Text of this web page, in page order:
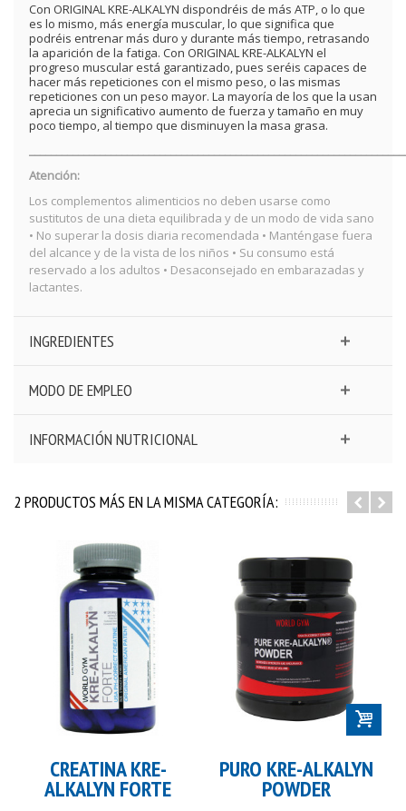
Con ORIGINAL KRE-ALKALYN dispondréis de más ATP, o lo que
es lo mismo, más energía muscular, lo que significa que
podréis entrenar más duro y durante más tiempo, retrasando
la aparición de la fatiga. Con ORIGINAL KRE-ALKALYN el
progreso muscular está garantizado, pues seréis capaces de
hacer más repeticiones con el mismo peso, o las mismas
repeticiones con un peso mayor. La mayoría de los que la usan
aprecia un significativo aumento de fuerza y tamaño en muy
poco tiempo, al tiempo que disminuyen la masa grasa.
Atención:
Los complementos alimenticios no deben usarse como
sustitutos de una dieta equilibrada y de un modo de vida sano
• No superar la dosis diaria recomendada • Manténgase fuera
del alcance y de la vista de los niños • Su consumo está
reservado a los adultos • Desaconsejado en embarazadas y
lactantes.
INGREDIENTES
MODO DE EMPLEO
INFORMACIÓN NUTRICIONAL
2 PRODUCTOS MÁS EN LA MISMA CATEGORÍA:
CREATINA KRE-
ALKALYN FORTE
PURO KRE-ALKALYN
POWDER